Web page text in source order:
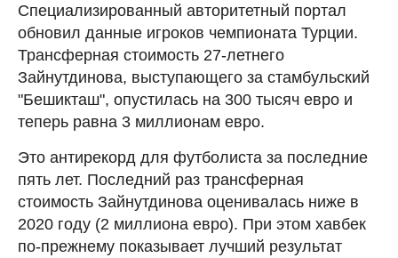
Специализированный авторитетный портал
обновил данные игроков чемпионата Турции.
Трансферная стоимость 27-летнего
Зайнутдинова, выступающего за стамбульский
"Бешикташ", опустилась на 300 тысяч евро и
теперь равна 3 миллионам евро.
Это антирекорд для футболиста за последние
пять лет. Последний раз трансферная
стоимость Зайнутдинова оценивалась ниже в
2020 году (2 миллиона евро). При этом хавбек
по-прежнему показывает лучший результат